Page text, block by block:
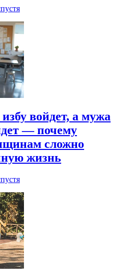
войдет, а мужа
— почему
сложно
жизнь